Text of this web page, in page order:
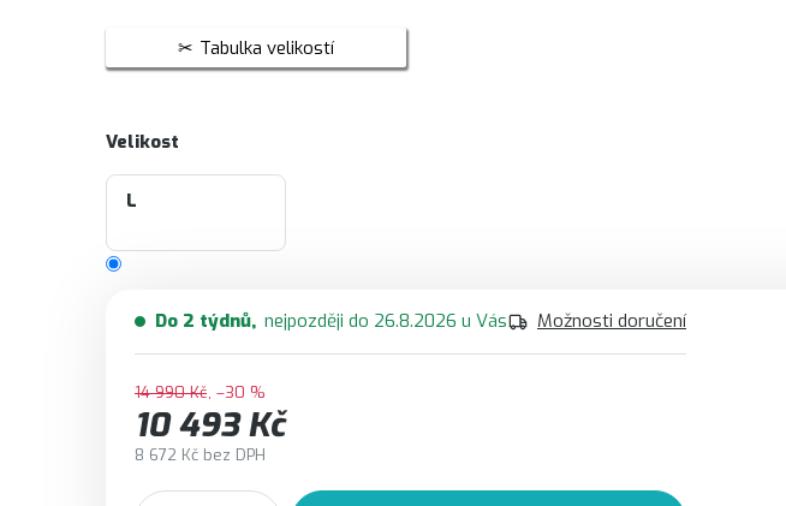
Tabulka velikostí
Velikost
L
Do 2 týdnů 26.8.2026 Možnosti doručení
14 990 Kč –30 %
10 493 Kč
8 672 Kč bez DPH